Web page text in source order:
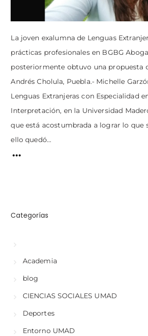
La joven exalumna de Lenguas
prácticas profesionales en BGBG
posteriormente obtuvo una propuesta
Andrés Cholula, Puebla.- Michelle
Lenguas Extranjeras con Especialidad
Interpretación, en la Universidad
que está acostumbrada a lograr lo que
ello quedó...
Categorías
Academia
blog
CIENCIAS SOCIALES UMAD
Deportes
Entorno UMAD